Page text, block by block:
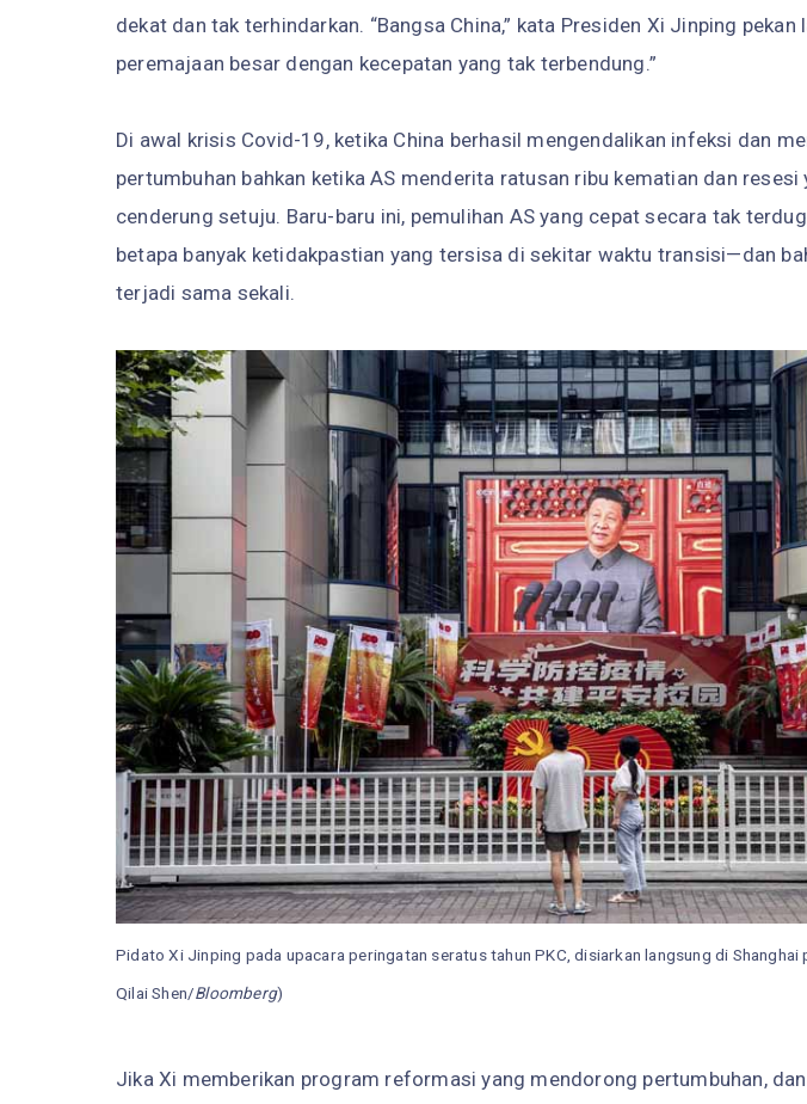
dekat dan tak terhindarkan. “Bangsa China,” kata Presiden Xi Jinping pekan
peremajaan besar dengan kecepatan yang tak terbendung.”
Di awal krisis Covid-19, ketika China berhasil mengendalikan infeksi dan
pertumbuhan bahkan ketika AS menderita ratusan ribu kematian dan resesi
cenderung setuju. Baru-baru ini, pemulihan AS yang cepat secara tak
betapa banyak ketidakpastian yang tersisa di sekitar waktu transisi—dan
terjadi sama sekali.
Pidato Xi Jinping pada upacara peringatan seratus tahun PKC, disiarkan langsung di
Qilai Shen/Bloomberg)
Jika Xi memberikan program reformasi yang mendorong pertumbuhan,